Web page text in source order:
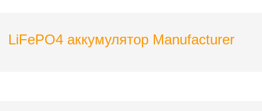
LiFePO4 аккумулятор Manufacturer